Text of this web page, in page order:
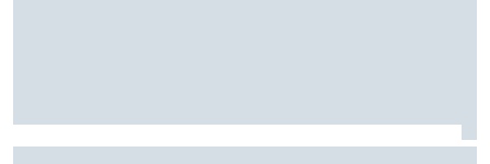
راسل: المشاكل نابعة من السيارة، وليس من قيادتي